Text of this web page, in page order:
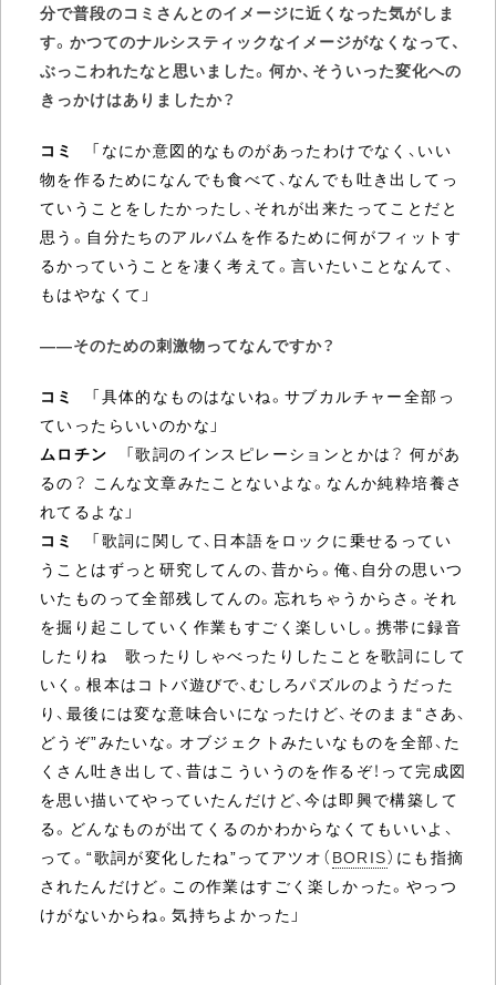
分で普段のコミさんとのイメージに近くなった気がしま
す。かつてのナルシスティックなイメージがなくなって、
ぶっこわれたなと思いました。何か、そういった変化への
きっかけはありましたか？
コミ
「なにか意図的なものがあったわけでなく、いい
物を作るためになんでも食べて、なんでも吐き出してっ
ていうことをしたかったし、それが出来たってことだと
思う。自分たちのアルバムを作るために何がフィットす
るかっていうことを凄く考えて。言いたいことなんて、
もはやなくて」
――そのための刺激物ってなんですか？
コミ
「具体的なものはないね。サブカルチャー全部っ
ていったらいいのかな」
ムロチン 「歌詞のインスピレーションとかは？ 何があ
るの？ こんな文章みたことないよな。なんか純粋培養さ
れてるよな」
コミ
「歌詞に関して、日本語をロックに乗せるってい
うことはずっと研究してんの、昔から。俺、自分の思いつ
いたものって全部残してんの。忘れちゃうからさ。それ
を掘り起こしていく作業もすごく楽しいし。携帯に録音
したりね 歌ったりしゃべったりしたことを歌詞にして
いく。根本はコトバ遊びで、むしろパズルのようだった
り、最後には変な意味合いになったけど、そのまま“さあ、
どうぞ”みたいな。オブジェクトみたいなものを全部、た
くさん吐き出して、昔はこういうのを作るぞ！って完成図
を思い描いてやっていたんだけど、今は即興で構築して
る。どんなものが出てくるのかわからなくてもいいよ、
って。“歌詞が変化したね”ってアツオ（ BORIS）にも指摘
されたんだけど。この作業はすごく楽しかった。やっつ
けがないからね。気持ちよかった」